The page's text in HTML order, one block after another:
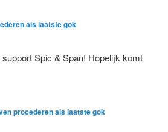
als laatste gok
Spic & Span! Hopelijk komt
procederen als laatste gok